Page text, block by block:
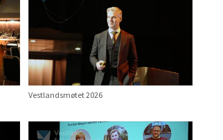
Vestlandsmøtet 2026